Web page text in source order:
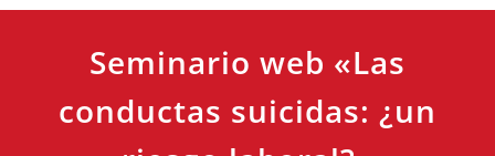
Seminario web «Las
conductas suicidas: ¿un